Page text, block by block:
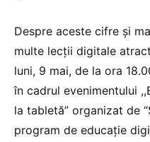
Despre aceste cifre și
multe lecții digitale
luni, 9 mai, de la ora
în cadrul evenimentului
la tabletă” organizat de
program de educație